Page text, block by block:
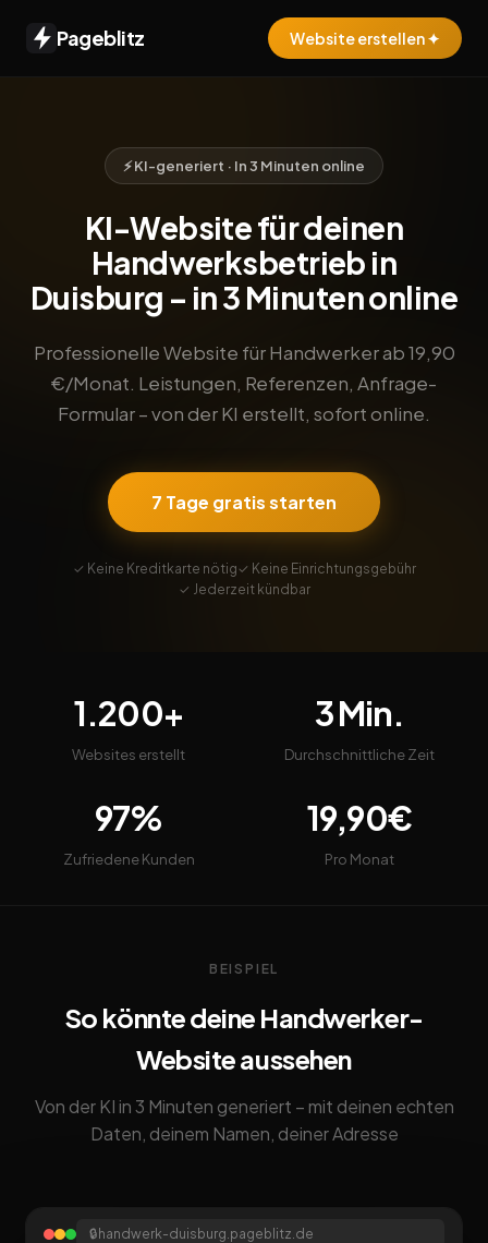
Pageblitz Website erstellen ✦
⚡ KI-generiert · In 3 Minuten online
KI-Website für deinen
Handwerksbetrieb in
Duisburg – in 3 Minuten online
Professionelle Website für Handwerker ab 19,90
€/Monat. Leistungen, Referenzen, Anfrage-
Formular – von der KI erstellt, sofort online.
7 Tage gratis starten
✓ Keine Kreditkarte nötig✓ Keine Einrichtungsgebühr
✓ Jederzeit kündbar
1.200+
Websites erstellt
3 Min.
Durchschnittliche Zeit
97%
Zufriedene Kunden
19,90€
Pro Monat
BEISPIEL
So könnte deine Handwerker-
Website aussehen
Von der KI in 3 Minuten generiert – mit deinen echten
Daten, deinem Namen, deiner Adresse
🔒 handwerk-duisburg.pageblitz.de